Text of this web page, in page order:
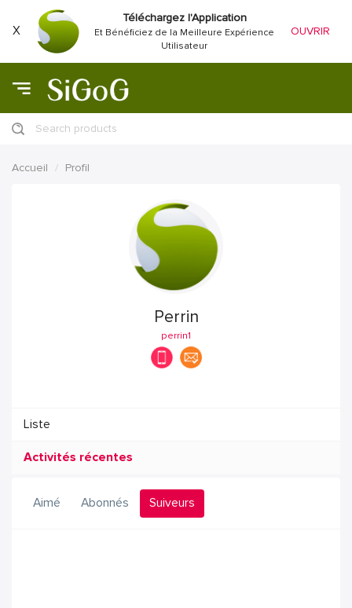
X
Téléchargez l'Application
Et Bénéficiez de la Meilleure Expérience
Utilisateur
OUVRIR
Search products
Accueil Profil
Perrin
perrin1
Liste
Activités récentes
Aimé Abonnés Suiveurs